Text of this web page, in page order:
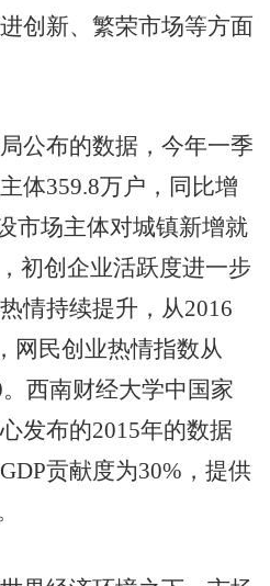
创新、繁荣市场等方面
布的数据，今年一季
体359.8万户，同比增
市场主体对城镇新增就
初创企业活跃度进一步
情持续提升，从2016
网民创业热情指数从
西南财经大学中国家
发布的2015年的数据
贡献度为30%，提供